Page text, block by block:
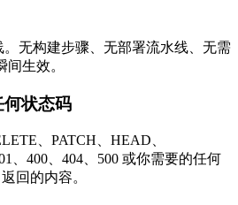
无构建步骤、无部署流水线、无需
生效。
状态码
、PATCH、HEAD、
、400、404、500 或你需要的任何
回的内容。